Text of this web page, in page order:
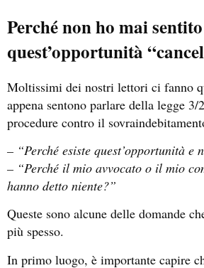
Perché non ho mai
quest’opportunità
Moltissimi dei nostri lettori ci fanno
appena sentono parlare della legge 3/
procedure contro il
– “Perché esiste quest’opportunità e
– “Perché il mio avvocato o il mio
hanno detto niente?”
Queste sono alcune delle domande
più spesso.
In primo luogo, è importante capire